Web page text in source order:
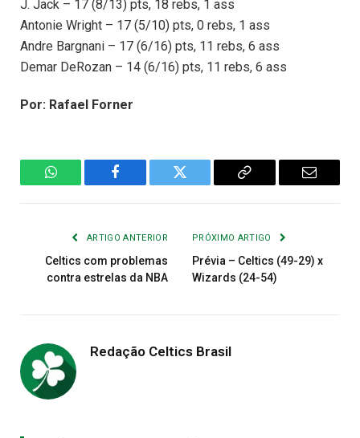
J. Jack – 17 (8/13) pts, 18 rebs, 1 ass
Antonie Wright – 17 (5/10) pts, 0 rebs, 1 ass
Andre Bargnani – 17 (6/16) pts, 11 rebs, 6 ass
Demar DeRozan – 14 (6/16) pts, 11 rebs, 6 ass
Por: Rafael Forner
WhatsAppFacebook Twitter
Copiar
E-
ARTIGO ANTERIOR
Celtics com problemas
contra estrelas da NBA
PRÓXIMO ARTIGO
Prévia – Celtics (49-29) x
Wizards (24-54)
Redação Celtics Brasil